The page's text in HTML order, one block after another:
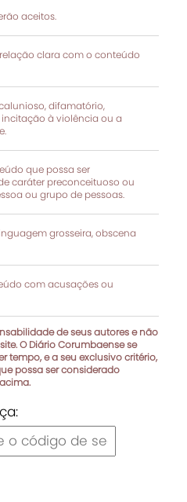
aceitos.
clara com o conteúdo
difamatório,
incitação à violência ou a
que possa ser
caráter preconceituoso ou
ou grupo de pessoas.
grosseira, obscena
com acusações ou
de seus autores e não
O Diário Corumbaense se
tempo, e a seu exclusivo critério,
possa ser considerado